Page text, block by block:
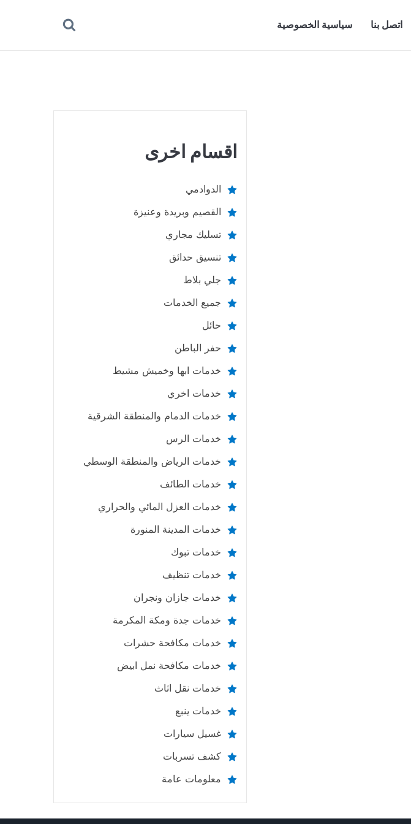
اتصل بنا سياسية الخصوصية
اقسام اخرى
الدوادمي
القصيم وبريدة وعنيزة
تسليك مجاري
تنسيق حدائق
جلي بلاط
جميع الخدمات
حائل
حفر الباطن
خدمات ابها وخميش مشيط
خدمات اخري
خدمات الدمام والمنطقة الشرقية
خدمات الرس
خدمات الرياض والمنطقة الوسطي
خدمات الطائف
خدمات العزل المائي والحراري
خدمات المدينة المنورة
خدمات تبوك
خدمات تنظيف
خدمات جازان ونجران
خدمات جدة ومكة المكرمة
خدمات مكافحة حشرات
خدمات مكافحة نمل ابيض
خدمات نقل اثاث
خدمات ينبع
غسيل سيارات
كشف تسربات
معلومات عامة